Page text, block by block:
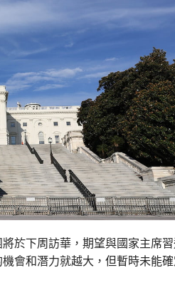
於下周訪華，期望與國家主席
會和潛力就越大，但暫時未能